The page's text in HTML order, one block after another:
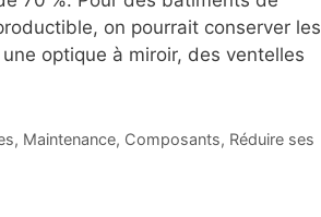
on pourrait conserver les
optique à miroir, des ventelles
, Maintenance, Composants, Réduire ses